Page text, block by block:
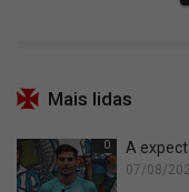
Mais lidas
0 A
07/08/